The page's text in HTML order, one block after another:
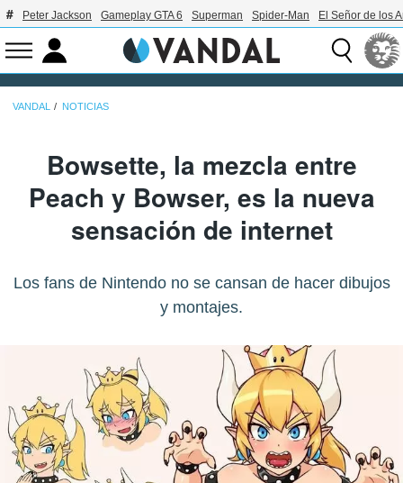
Peter Jackson Gameplay GTA 6 Superman Spider-Man El Señor de los
VANDAL NOTICIAS
Bowsette, la mezcla entre
Peach y Bowser, es la nueva
sensación de internet
Los fans de Nintendo no se cansan de hacer dibujos
y montajes.